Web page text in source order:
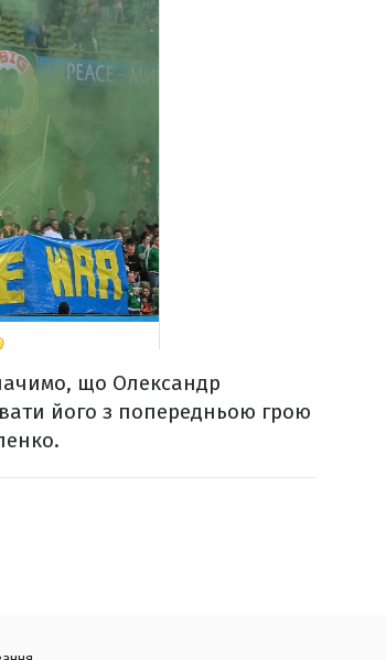
що Олександр
його з попередньою грою